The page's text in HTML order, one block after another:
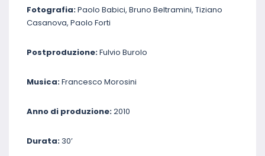
Fotografia:Paolo Babici, Bruno Beltramini, Tiziano
Casanova, Paolo Forti
Postproduzione:Fulvio Burolo
Musica:Francesco Morosini
Anno di produzione:2010
Durata:30’